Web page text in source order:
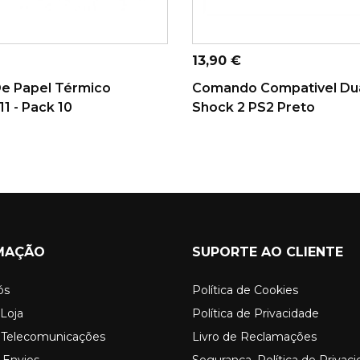
AO CARRINHO
Papel Térmico
- Pack 10
ADICIONAR AO CARRINHO
Preço
13,90 €
Comando Compativel
Shock 2 PS2 Preto
SUPORTE AO CLIENTE
Política de Cookies
Política de Privacidade
Livro de Reclamações